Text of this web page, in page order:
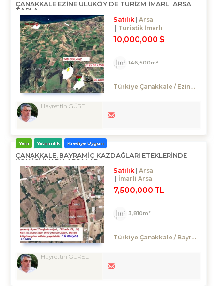
ÇANAKKALE EZİNE ULUKÖY DE TURIZM IMARLI ARSA
TARLA
Satılık
Arsa
Turistik İmarlı
10,000,000 $
146,500m²
Türkiye Çanakkale / Ezine/
Hayrettin GÜREL
Yeni Yatırımlık Krediye Uygun
ÇANAKKALE, BAYRAMIÇ KAZDAĞLARI ETEKLERINDE
KÖY İÇİ IMARLI ARSALAR
Satılık
Arsa
İmarli Arsa
7,500,000 TL
3,810m²
Türkiye Çanakkale / Bayramiç
Hayrettin GÜREL